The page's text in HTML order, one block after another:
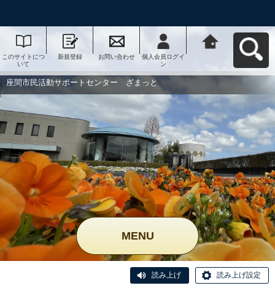
このサイトにつ
いて
新規登録 お問い合わせ
個人会員ログイ
ン
ー ざまっとへ
座間市民活動サポートセンター ざまっと
MENU
読み上げ 読み上げ設定